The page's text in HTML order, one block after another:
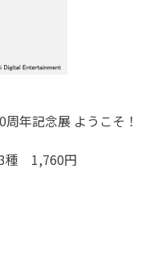
年記念展 ようこそ！
種 1,760円